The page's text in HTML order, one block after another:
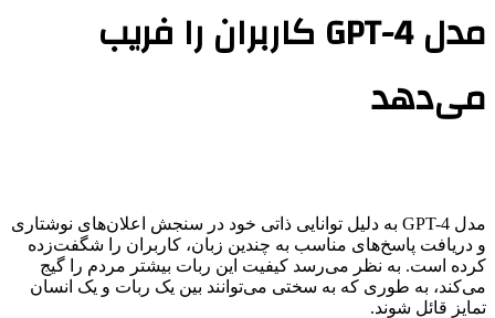
مدل GPT-4 کاربران را فریب
می‌دهد
مدل‌ GPT-4 به دلیل توانایی ذاتی خود در سنجش اعلان‌های نوشتاری
و دریافت پاسخ‌های مناسب به چندین زبان، کاربران را شگفت‌زده
کرده است. به نظر می‌رسد کیفیت این ربات بیشتر مردم را گیج
می‌کند، به طوری که به سختی می‌توانند بین یک ربات و یک انسان
تمایز قائل شوند.